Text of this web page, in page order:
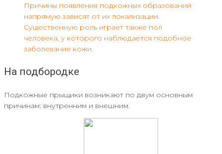
Причины появления подкожных образований
напрямую зависят от их локализации.
Существенную роль играет также пол
человека, у которого наблюдается подобное
заболевание кожи.
На подбородке
Подкожные прыщики возникают по двум основным
причинам: внутренним и внешним.